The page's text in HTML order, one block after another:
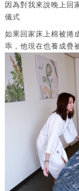
因為對我來說晚上回
儀式
如果回家床上棉被
乖，他現在也養成疊